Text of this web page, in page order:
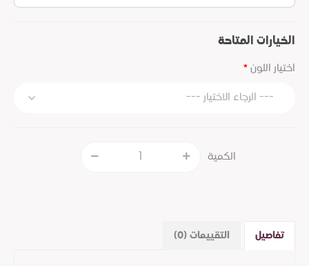
الخيارات المتاحة
اختيار اللون
الكمية
تفاصيل التقييمات (0)